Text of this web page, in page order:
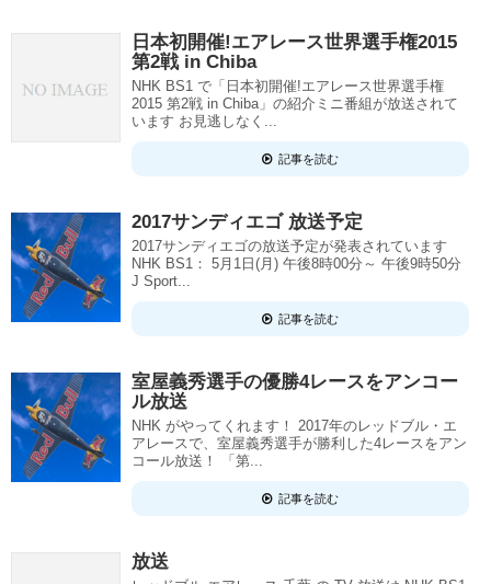
日本初開催!エアレース世界選手権2015
第2戦 in Chiba
NHK BS1 で「日本初開催!エアレース世界選手権
2015 第2戦 in Chiba」の紹介ミニ番組が放送されて
います お見逃しなく...
記事を読む
2017サンディエゴ 放送予定
2017サンディエゴの放送予定が発表されています
NHK BS1： 5月1日(月) 午後8時00分～ 午後9時50分
J Sport...
記事を読む
室屋義秀選手の優勝4レースをアンコー
ル放送
NHK がやってくれます！ 2017年のレッドブル・エ
アレースで、室屋義秀選手が勝利した4レースをアン
コール放送！ 「第...
記事を読む
放送